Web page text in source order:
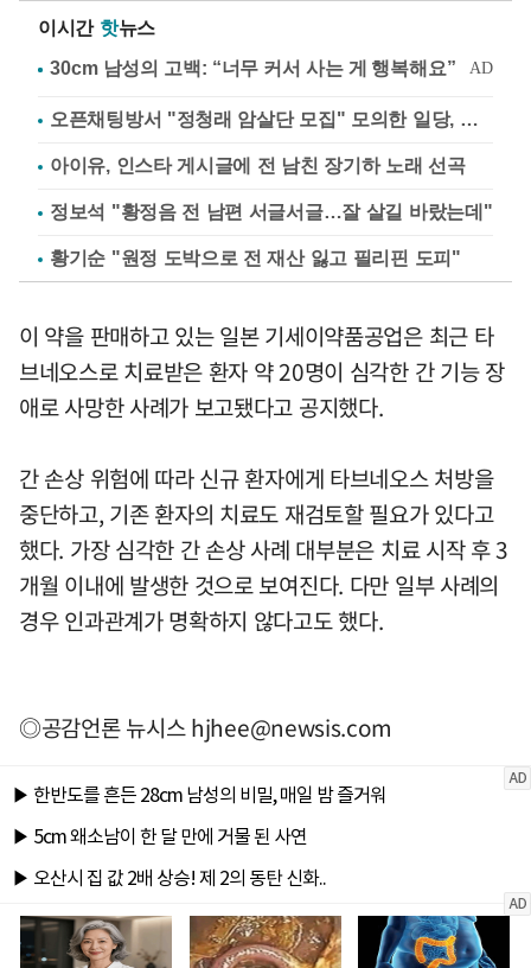
이시간 핫뉴스
오픈채팅방서 "정청래 암살단 모집" 모의한 일당, 불구속 송치
아이유, 인스타 게시글에 전 남친 장기하 노래 선곡
정보석 "황정음 전 남편 서글서글…잘 살길 바랐는데"
황기순 "원정 도박으로 전 재산 잃고 필리핀 도피"
이 약을 판매하고 있는 일본 기세이약품공업은 최근 타
브네오스로 치료받은 환자 약 20명이 심각한 간 기능 장
애로 사망한 사례가 보고됐다고 공지했다.
간 손상 위험에 따라 신규 환자에게 타브네오스 처방을
중단하고, 기존 환자의 치료도 재검토할 필요가 있다고
했다. 가장 심각한 간 손상 사례 대부분은 치료 시작 후 3
개월 이내에 발생한 것으로 보여진다. 다만 일부 사례의
경우 인과관계가 명확하지 않다고도 했다.
◎공감언론 뉴시스hjhee@newsis.com